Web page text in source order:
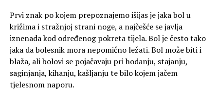
Prvi znak po kojem prepoznajemo išijas je jaka bol u
križima i stražnjoj strani noge, a najčešće se javlja
iznenada kod određenog pokreta tijela. Bol je često tako
jaka da bolesnik mora nepomično ležati. Bol može biti i
blaža, ali bolovi se pojačavaju pri hodanju, stajanju,
saginjanja, kihanju, kašljanju te bilo kojem jačem
tjelesnom naporu.